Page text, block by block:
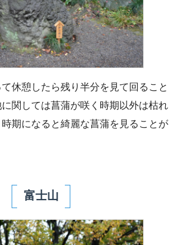
休憩したら残り半分を見て回ること
関しては菖蒲が咲く時期以外は枯れ
期になると綺麗な菖蒲を見ることが
富士山